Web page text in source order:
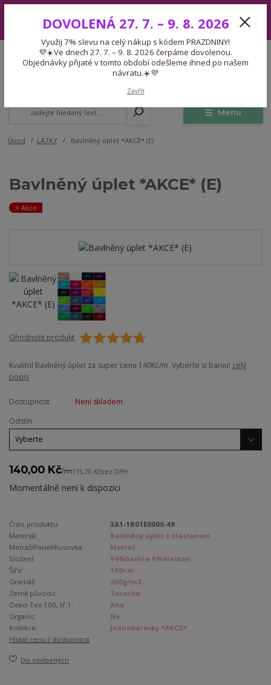
7. – 9. 8. 2026 čerpáme dovolenou. Objednávky přijaté v tomto období
odešleme ihned po našem návratu.☀️💜
Menu
CZK
Expedice 775 866 913
Po-Čt 9-15:30 Pá 9-14:30 Pauza 13-13:45
Úvod LÁTKY Bavlněný úplet *AKCE* (E)
Bavlněný úplet *AKCE* (E)
⚡️ Akce
Ohodnotit produkt
Kvalitní Bavlněný úplet za super cenu 140Kč/m. Vyberte si barvu! celý
popis
Dostupnost
Není skladem
Odstín
140,00 Kč/m115,70 Kčbez DPH
Momentálně není k dispozici
Číslo produktu:
3A1-1B01E0000-49
Materiál:
Bavlněný úplet s elastanem
Metráž/Panel/Kusovka:
Metráž
Složení:
94%bavlna 6%elastan
Šíře:
180cm
Gramáž:
200g/m2
Země původu:
Turecko
Oeko-Tex 100, tř.1:
Ano
Organic:
Ne
Kolekce:
Jednobarevky *AKCE*
Hlídat cenu / dostupnost
Do oblíbených
DOVOLENÁ 27. 7. – 9. 8. 2026
Využij 7% slevu na celý nákup s kódem PRAZDNINY!
💜☀️Ve dnech 27. 7. – 9. 8. 2026 čerpáme dovolenou.
Objednávky přijaté v tomto období odešleme ihned po našem
návratu.☀️💜
Zavřít